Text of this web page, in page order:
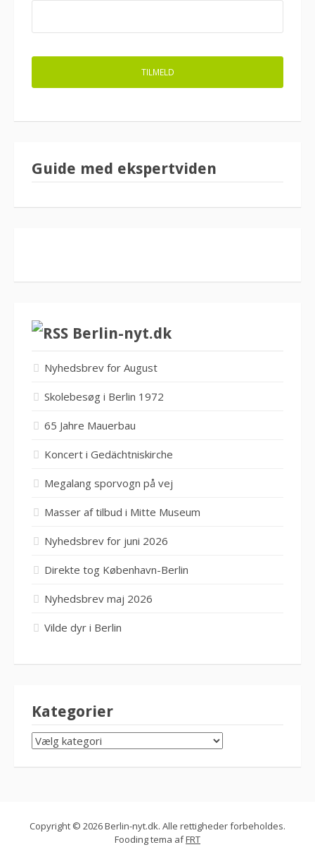
Guide med ekspertviden
Berlin-nyt.dk
Nyhedsbrev for August
Skolebesøg i Berlin 1972
65 Jahre Mauerbau
Koncert i Gedächtniskirche
Megalang sporvogn på vej
Masser af tilbud i Mitte Museum
Nyhedsbrev for juni 2026
Direkte tog København-Berlin
Nyhedsbrev maj 2026
Vilde dyr i Berlin
Kategorier
KATEGORIER
Copyright © 2026 Berlin-nyt.dk. Alle rettigheder forbeholdes.
Fooding tema afFRT